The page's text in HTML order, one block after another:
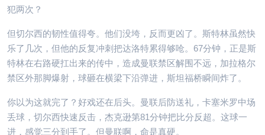
犯两次？
但切尔西的韧性值得夸。他们没垮，反而更凶了。斯特林虽然快
乐了几次，但他的反复冲刺把达洛特累得够呛。67分钟，正是斯
特林在右路硬扛出来的传中，造成曼联禁区解围不远，加拉格尔
禁区外那脚爆射，球砸在横梁下沿弹进，斯坦福桥瞬间炸了。
你以为这就完了？好戏还在后头。曼联后防送礼，卡塞米罗中场
丢球，切尔西快速反击，杰克逊第81分钟把比分反超。这球一
进，感觉三分到手了。但曼联啊，命是真硬。